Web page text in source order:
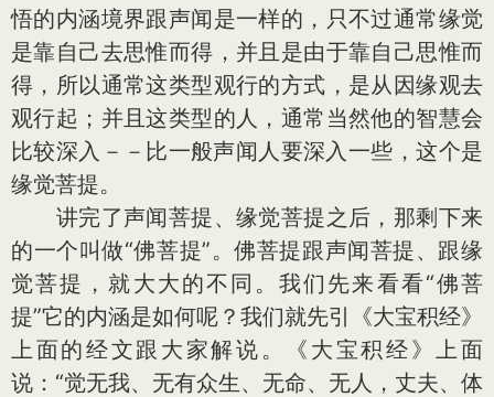
悟的内涵境界跟声闻是一样的，只不过通常缘觉
是靠自己去思惟而得，并且是由于靠自己思惟而
得，所以通常这类型观行的方式，是从因缘观去
观行起；并且这类型的人，通常当然他的智慧会
比较深入－－比一般声闻人要深入一些，这个是
缘觉菩提。
讲完了声闻菩提、缘觉菩提之后，那剩下来
的一个叫做“佛菩提”。佛菩提跟声闻菩提、跟缘
觉菩提，就大大的不同。我们先来看看“佛菩
提”它的内涵是如何呢？我们就先引《大宝积经》
上面的经文跟大家解说。《大宝积经》上面
说：“觉无我、无有众生、无命、无人，丈夫、体